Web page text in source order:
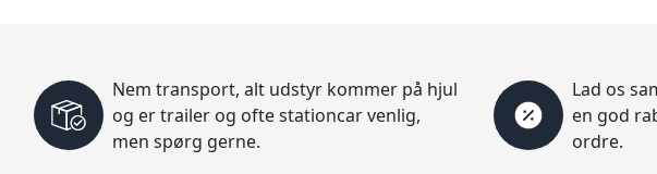
Nem transport, alt udstyr kommer på hjul
og er trailer og ofte stationcar venlig,
men spørg gerne.
Lad os
en god
ordre.